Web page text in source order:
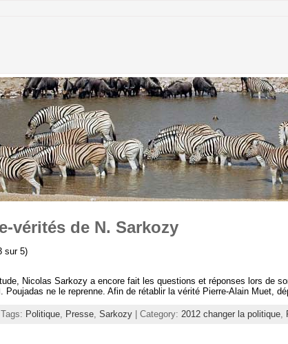
vérités de N. Sarkozy
sur 5)
Nicolas Sarkozy a encore fait les questions et réponses lors de
Poujadas ne le reprenne. Afin de rétablir la vérité Pierre-Alain Muet,
Politique, Presse, Sarkozy| Category: 2012 changer la politique,